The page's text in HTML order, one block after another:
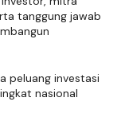
tanggung jawab
peluang investasi
nasional